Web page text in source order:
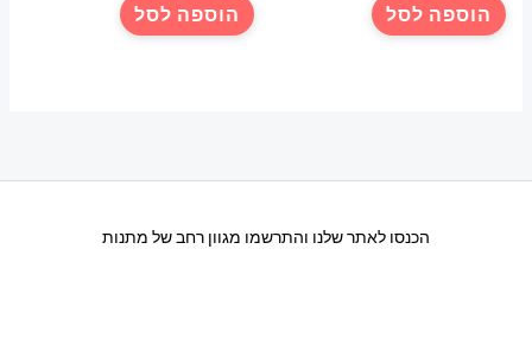
הוספה לסל הוספה לסל
הכנסו לאתר שלנו והתרשמו מגוון רחב של מתנות